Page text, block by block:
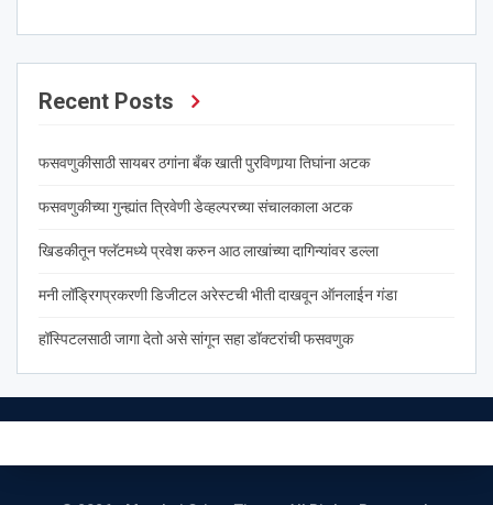
Recent Posts
फसवणुकीसाठी सायबर ठगांना बँक खाती पुरविणार्‍या तिघांना अटक
फसवणुकीच्या गुन्ह्यांत त्रिवेणी डेव्हल्परच्या संचालकाला अटक
खिडकीतून फ्लॅटमध्ये प्रवेश करुन आठ लाखांच्या दागिन्यांवर डल्ला
मनी लॉड्रिगप्रकरणी डिजीटल अरेस्टची भीती दाखवून ऑनलाईन गंडा
हॉस्पिटलसाठी जागा देतो असे सांगून सहा डॉक्टरांची फसवणुक